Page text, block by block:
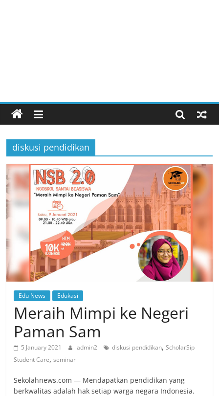
diskusi pendidikan
Edu News Edukasi
Meraih Mimpi ke Negeri
Paman Sam
5 January 2021 admin2 diskusi pendidikan,ScholarSip
Student Care,seminar
Sekolahnews.com — Mendapatkan pendidikan yang
berkwalitas adalah hak setiap warga negara Indonesia.